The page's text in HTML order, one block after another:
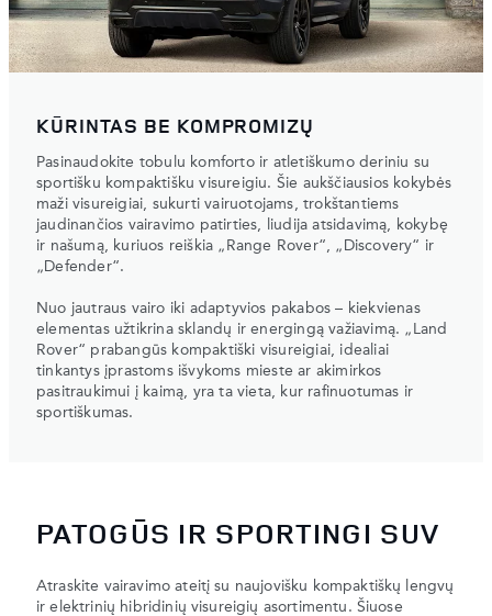
KŪRINTAS BE KOMPROMIZŲ
Pasinaudokite tobulu komforto ir atletiškumo deriniu su
sportišku kompaktišku visureigiu. Šie aukščiausios kokybės
maži visureigiai, sukurti vairuotojams, trokštantiems
jaudinančios vairavimo patirties, liudija atsidavimą, kokybę
ir našumą, kuriuos reiškia „Range Rover“, „Discovery“ ir
„Defender“.
Nuo jautraus vairo iki adaptyvios pakabos – kiekvienas
elementas užtikrina sklandų ir energingą važiavimą. „Land
Rover“ prabangūs kompaktiški visureigiai, idealiai
tinkantys įprastoms išvykoms mieste ar akimirkos
pasitraukimui į kaimą, yra ta vieta, kur rafinuotumas ir
sportiškumas.
PATOGŪS IR SPORTINGI SUV
Atraskite vairavimo ateitį su naujovišku kompaktiškų lengvų
ir elektrinių hibridinių visureigių asortimentu. Šiuose